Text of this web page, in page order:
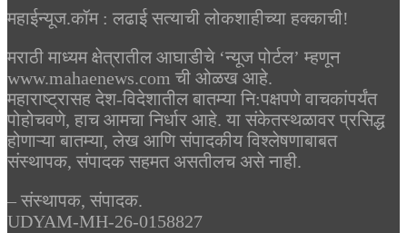
महाईन्यूज.कॉम : लढाई सत्याची लोकशाहीच्या हक्काची!
मराठी माध्यम क्षेत्रातील आघाडीचे ‘न्यूज पोर्टल’ म्हणून
www.mahaenews.com ची ओळख आहे.
महाराष्ट्रासह देश-विदेशातील बातम्या नि:पक्षपणे वाचकांपर्यंत
पोहोचवणे, हाच आमचा निर्धार आहे. या संकेतस्थळावर प्रसिद्ध
होणाऱ्या बातम्या, लेख आणि संपादकीय विश्लेषणाबाबत
संस्थापक, संपादक सहमत असतीलच असे नाही.
– संस्थापक, संपादक.
UDYAM-MH-26-0158827